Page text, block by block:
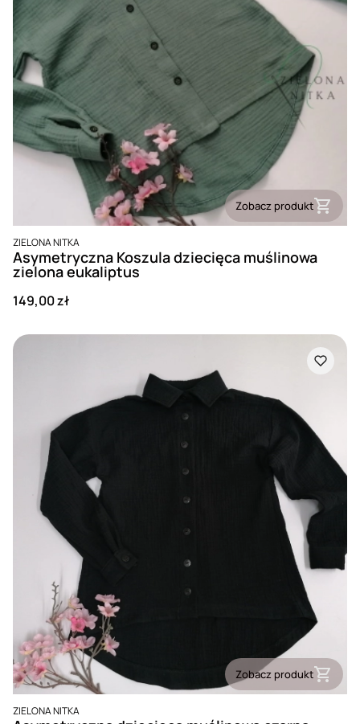
Zobacz produkt
PRODUCENT
ZIELONA NITKA
Asymetryczna Koszula dziecięca muślinowa
zielona eukaliptus
Cena
149,00 zł
Zobacz produkt
PRODUCENT
ZIELONA NITKA